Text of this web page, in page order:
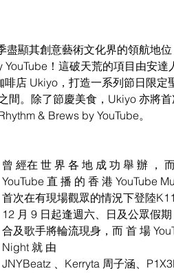
顯其創意藝術文化界的領航地
！這破天荒的項目由安達
店 Ukiyo，打造一系列節日限定
間。除了節慶美食，Ukiyo 亦將
& Brews by YouTube。
曾 經在 世 界 各 地 成 功 舉 辦 ，
YouTube 直 播 的 香 港 YouTube
首次在有現場觀眾的情況下登陸
12 月 9 日起逢週六、日及公眾假
合及歌手將輪流現身，而 首 場
Night 就 由
JNYBeatz 、Kerryta 周子涵、